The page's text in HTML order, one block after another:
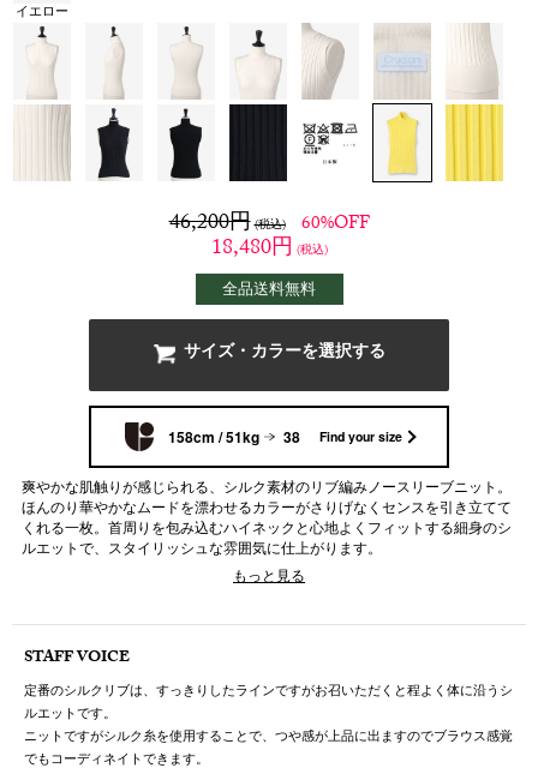
イエロー
46,200円(税込) 60%OFF
18,480円 (税込)
全品送料無料
サイズ・カラーを選択する
158cm / 51kg 38 Find your size
爽やかな肌触りが感じられる、シルク素材のリブ編みノースリーブニット。
ほんのり華やかなムードを漂わせるカラーがさりげなくセンスを引き立てて
くれる一枚。首周りを包み込むハイネックと心地よくフィットする細身のシ
ルエットで、スタイリッシュな雰囲気に仕上がります。
もっと見る
STAFF VOICE
定番のシルクリブは、すっきりしたラインですがお召いただくと程よく体に沿うシ
ルエットです。
ニットですがシルク糸を使用することで、つや感が上品に出ますのでブラウス感覚
でもコーディネイトできます。